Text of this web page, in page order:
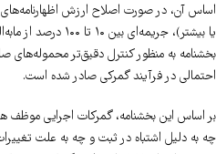
یا بیشتر)، جریمه‌ای
بخشنامه به منظور کنترل دقیق‌تر محموله‌های
احتمالی در فرآیند گمرکی صادر شده است.
بر اساس این بخشنامه، گمرکات اجرایی موظف
چه به دلیل اشتباه در ثبت و چه به علت